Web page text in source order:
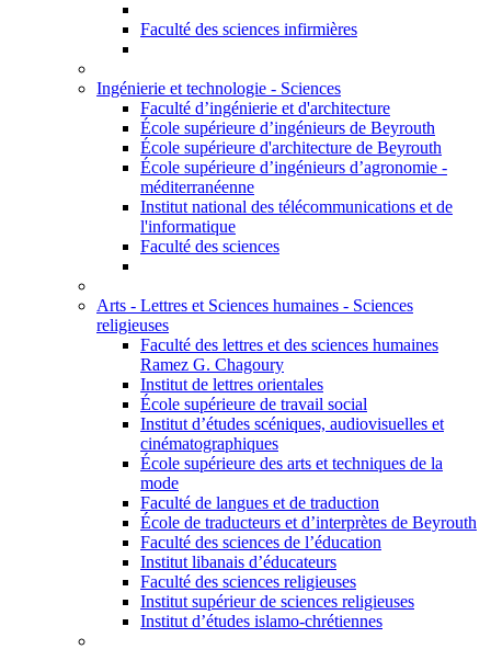
Faculté des sciences infirmières
Ingénierie et technologie - Sciences
Faculté d’ingénierie et d'architecture
École supérieure d’ingénieurs de Beyrouth
École supérieure d'architecture de Beyrouth
École supérieure d’ingénieurs d’agronomie -
méditerranéenne
Institut national des télécommunications et de
l'informatique
Faculté des sciences
Arts - Lettres et Sciences humaines - Sciences
religieuses
Faculté des lettres et des sciences humaines
Ramez G. Chagoury
Institut de lettres orientales
École supérieure de travail social
Institut d’études scéniques, audiovisuelles et
cinématographiques
École supérieure des arts et techniques de la
mode
Faculté de langues et de traduction
École de traducteurs et d’interprètes de Beyrouth
Faculté des sciences de l’éducation
Institut libanais d’éducateurs
Faculté des sciences religieuses
Institut supérieur de sciences religieuses
Institut d’études islamo-chrétiennes